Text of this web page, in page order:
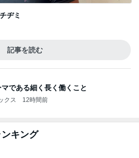
ヂミ
記事を読む
である細く長く働くこと
クス 12時間前
キング